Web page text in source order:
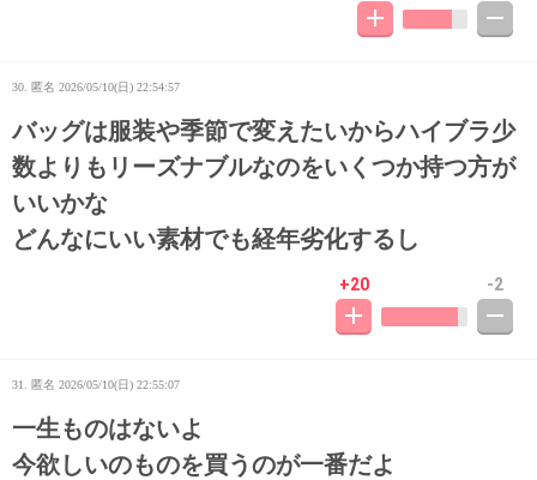
30. 匿名 2026/05/10(日) 22:54:57
バッグは服装や季節で変えたいからハイブラ少
数よりもリーズナブルなのをいくつか持つ方が
いいかな
どんなにいい素材でも経年劣化するし
+20 -2
31. 匿名 2026/05/10(日) 22:55:07
一生ものはないよ
今欲しいのものを買うのが一番だよ